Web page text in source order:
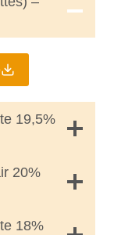
19,5%
20%
18%